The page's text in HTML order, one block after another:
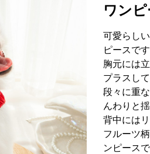
ワンピ
可愛らし
ピースです
胸元には
プラスして
段々に重
んわりと
背中には
フルーツ
ンピースで